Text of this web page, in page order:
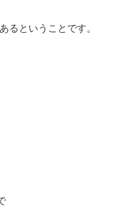
るということです。